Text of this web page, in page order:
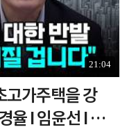
21:04
고가주택을 강
율 I 임윤선 I 정